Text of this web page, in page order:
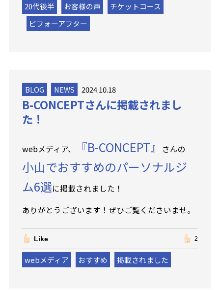
20代後半 お客様の声
チケットコース
ビフォーアフター
BLOG NEWS 2024.10.18
B-CONCEPTさんに掲載されまし
た！
webメディア、 『B-CONCEPT』 さんの
小山でおすすめのパーソナルジ
ム6選に掲載されました！
ありがとうございます！ぜひご覧くださいませ。
Like 2
webメディア おすすめ 掲載されました